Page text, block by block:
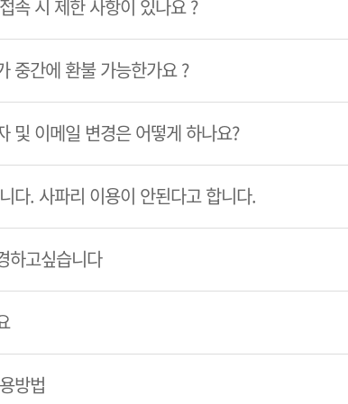
속 시 제한 사항이 있나요 ?
중간에 환불 가능한가요 ?
및 이메일 변경은 어떻게 하나요?
다. 사파리 이용이 안된다고 합니다.
하고싶습니다
방법